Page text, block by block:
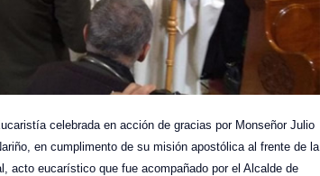
celebrada en acción de gracias por Monseñor Julio
en cumplimento de su misión apostólica al frente de la
acto eucarístico que fue acompañado por el Alcalde de